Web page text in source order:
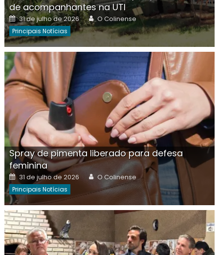
de acompanhantes na UTI
Posted
on
31 de julho de 2026 Author
O Colinense
Principais Notícias
Spray de pimenta liberado para defesa
feminina
Posted
on
31 de julho de 2026 Author
O Colinense
Principais Notícias